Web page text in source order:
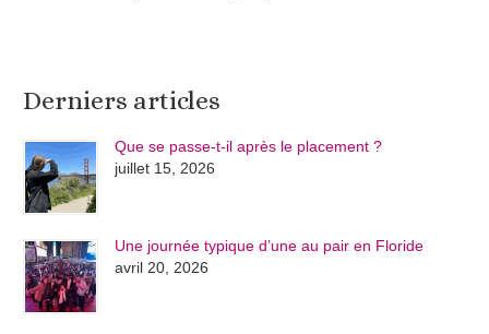
Derniers articles
Que se passe-t-il après le placement ?
juillet 15, 2026
Une journée typique d’une au pair en Floride
avril 20, 2026